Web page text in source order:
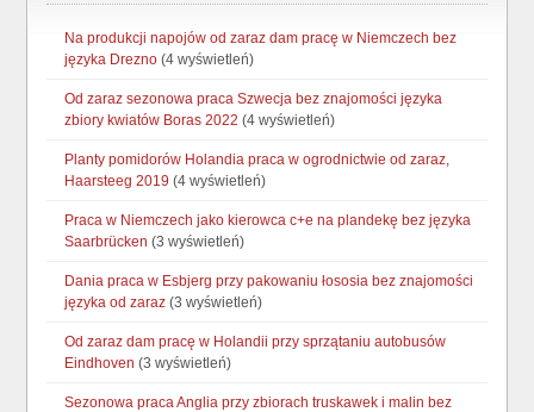
Na produkcji napojów od zaraz dam pracę w Niemczech bez
języka Drezno (4 wyświetleń)
Od zaraz sezonowa praca Szwecja bez znajomości języka
zbiory kwiatów Boras 2022 (4 wyświetleń)
Planty pomidorów Holandia praca w ogrodnictwie od zaraz,
Haarsteeg 2019 (4 wyświetleń)
Praca w Niemczech jako kierowca c+e na plandekę bez języka
Saarbrücken (3 wyświetleń)
Dania praca w Esbjerg przy pakowaniu łososia bez znajomości
języka od zaraz (3 wyświetleń)
Od zaraz dam pracę w Holandii przy sprzątaniu autobusów
Eindhoven (3 wyświetleń)
Sezonowa praca Anglia przy zbiorach truskawek i malin bez